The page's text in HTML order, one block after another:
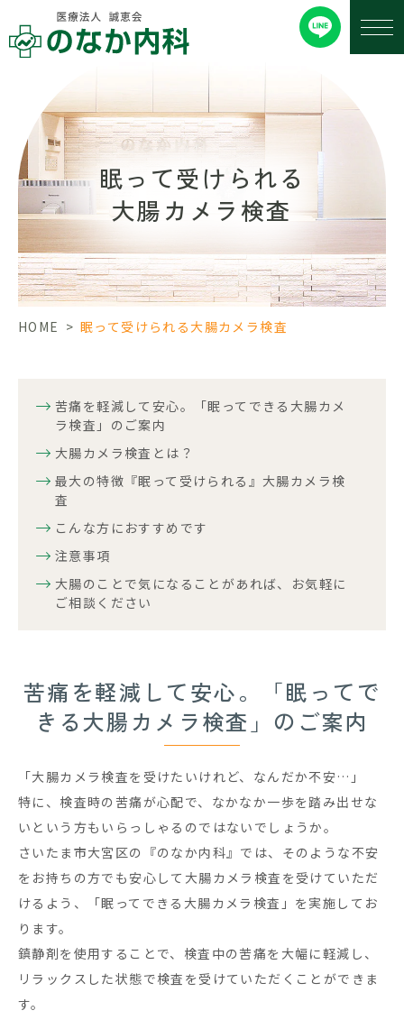
眠って受けられる
大腸カメラ検査
HOME > 眠って受けられる大腸カメラ検査
苦痛を軽減して安心。「眠ってできる大腸カメ
ラ検査」のご案内
大腸カメラ検査とは？
最大の特徴『眠って受けられる』大腸カメラ検
査
こんな方におすすめです
注意事項
大腸のことで気になることがあれば、お気軽に
ご相談ください
苦痛を軽減して安心。「眠ってで
きる大腸カメラ検査」のご案内
「大腸カメラ検査を受けたいけれど、なんだか不安…」
特に、検査時の苦痛が心配で、なかなか一歩を踏み出せな
いという方もいらっしゃるのではないでしょうか。
さいたま市大宮区の『のなか内科』では、そのような不安
をお持ちの方でも安心して大腸カメラ検査を受けていただ
けるよう、「眠ってできる大腸カメラ検査」を実施してお
ります。
鎮静剤を使用することで、検査中の苦痛を大幅に軽減し、
リラックスした状態で検査を受けていただくことができま
す。